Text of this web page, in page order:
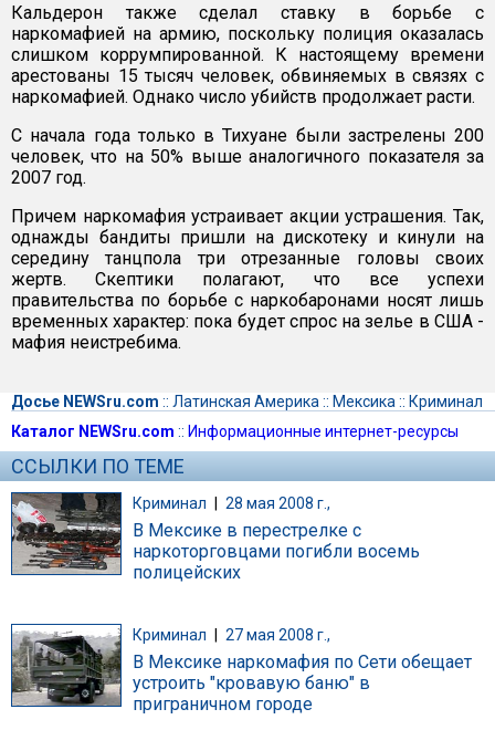
Кальдерон также сделал ставку в борьбе с
наркомафией на армию, поскольку полиция оказалась
слишком коррумпированной. К настоящему времени
арестованы 15 тысяч человек, обвиняемых в связях с
наркомафией. Однако число убийств продолжает расти.
С начала года только в Тихуане были застрелены 200
человек, что на 50% выше аналогичного показателя за
2007 год.
Причем наркомафия устраивает акции устрашения. Так,
однажды бандиты пришли на дискотеку и кинули на
середину танцпола три отрезанные головы своих
жертв. Скептики полагают, что все успехи
правительства по борьбе с наркобаронами носят лишь
временных характер: пока будет спрос на зелье в США -
мафия неистребима.
Досье NEWSru.com :: Латинская Америка :: Мексика :: Криминал
Каталог NEWSru.com :: Информационные интернет-ресурсы
ССЫЛКИ ПО ТЕМЕ
Криминал | 28 мая 2008 г.,
В Мексике в перестрелке с
наркоторговцами погибли восемь
полицейских
Криминал 27 мая 2008 г.,
В Мексике наркомафия по Сети обещает
устроить "кровавую баню" в
приграничном городе